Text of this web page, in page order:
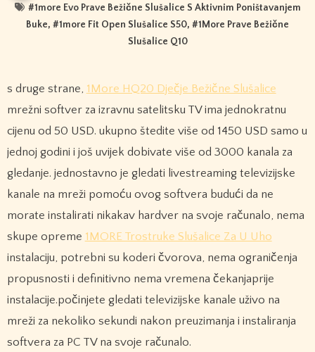
#1more Evo Prave Bežične Slušalice S Aktivnim Poništavanjem
Buke, #1more Fit Open Slušalice S50, #1More Prave Bežične
Slušalice Q10
s druge strane, 1More HQ20 Dječje Bežične Slušalice
mrežni softver za izravnu satelitsku TV ima jednokratnu
cijenu od 50 USD. ukupno štedite više od 1450 USD samo u
jednoj godini i još uvijek dobivate više od 3000 kanala za
gledanje. jednostavno je gledati livestreaming televizijske
kanale na mreži pomoću ovog softvera budući da ne
morate instalirati nikakav hardver na svoje računalo, nema
skupe opreme 1MORE Trostruke Slušalice Za U Uho
instalaciju, potrebni su koderi čvorova, nema ograničenja
propusnosti i definitivno nema vremena čekanjaprije
instalacije.počinjete gledati televizijske kanale uživo na
mreži za nekoliko sekundi nakon preuzimanja i instaliranja
softvera za PC TV na svoje računalo.